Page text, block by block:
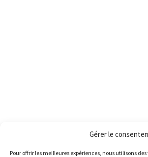
Gérer le
Pour offrir les meilleures expériences, nous utilisons